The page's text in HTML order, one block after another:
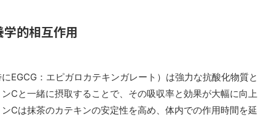
的相互作用
EGCG：エピガロカテキンガレート）は強力な抗酸化物質と
Cと一緒に摂取することで、その吸収率と効果が大幅に向上
Cは抹茶のカテキンの安定性を高め、体内での作用時間を延